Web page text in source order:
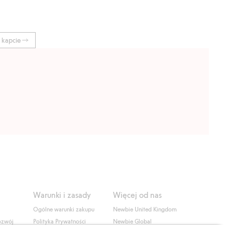
kapcie
Warunki i zasady
Ogólne warunki zakupu
Polityka Prywatności
Więcej od nas
Newbie United Kingdom
Newbie Global